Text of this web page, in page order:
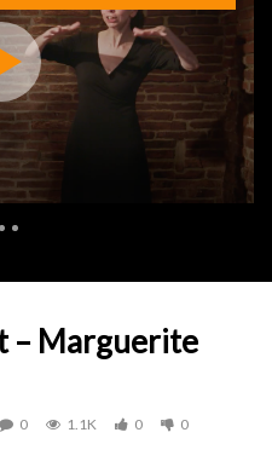
Regarder plus tard
Lecture
– Marguerite
0 1.1K 0 0